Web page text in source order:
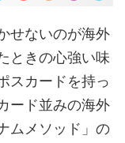
せないのが海外
ときの心強い味
スカードを持っ
ード並みの海外
ムメソッド」の